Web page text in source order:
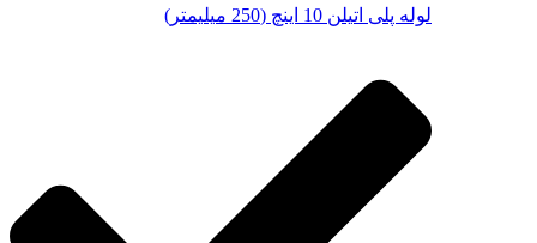
لوله پلی اتیلن 10 اینچ (250 میلیمتر)